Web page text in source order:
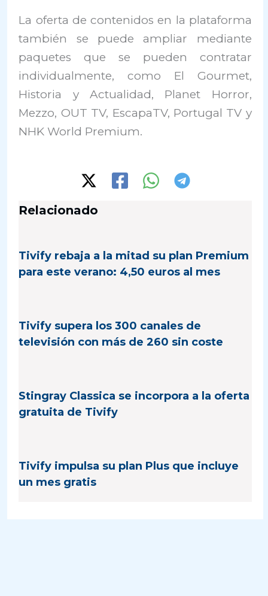
La oferta de contenidos en la plataforma
también se puede ampliar mediante
paquetes que se pueden contratar
individualmente, como El Gourmet,
Historia y Actualidad, Planet Horror,
Mezzo, OUT TV, EscapaTV, Portugal TV y
NHK World Premium.
Relacionado
Tivify rebaja a la mitad su plan Premium
para este verano: 4,50 euros al mes
Tivify supera los 300 canales de
televisión con más de 260 sin coste
Stingray Classica se incorpora a la oferta
gratuita de Tivify
Tivify impulsa su plan Plus que incluye
un mes gratis